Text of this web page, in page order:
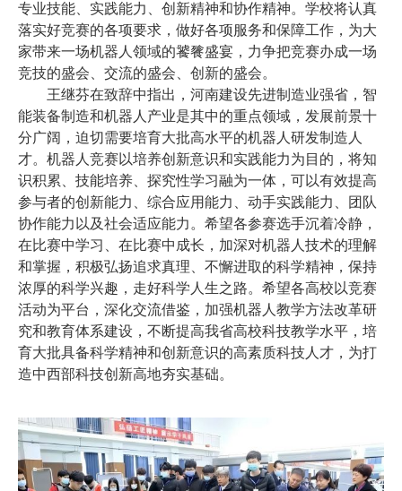
专业技能、实践能力、创新精神和协作精神。学校将认真
落实好竞赛的各项要求，做好各项服务和保障工作，为大
家带来一场机器人领域的饕餮盛宴，力争把竞赛办成一场
竞技的盛会、交流的盛会、创新的盛会。
王继芬在致辞中指出，河南建设先进制造业强省，智
能装备制造和机器人产业是其中的重点领域，发展前景十
分广阔，迫切需要培育大批高水平的机器人研发制造人
才。机器人竞赛以培养创新意识和实践能力为目的，将知
识积累、技能培养、探究性学习融为一体，可以有效提高
参与者的创新能力、综合应用能力、动手实践能力、团队
协作能力以及社会适应能力。希望各参赛选手沉着冷静，
在比赛中学习、在比赛中成长，加深对机器人技术的理解
和掌握，积极弘扬追求真理、不懈进取的科学精神，保持
浓厚的科学兴趣，走好科学人生之路。希望各高校以竞赛
活动为平台，深化交流借鉴，加强机器人教学方法改革研
究和教育体系建设，不断提高我省高校科技教学水平，培
育大批具备科学精神和创新意识的高素质科技人才，为打
造中西部科技创新高地夯实基础。